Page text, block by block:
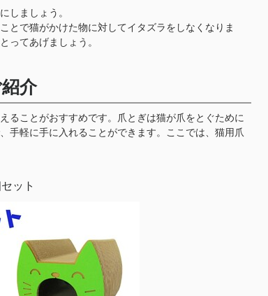
しましょう。
とで猫がかけた物に対してイタズラをしなくなりま
ってあげましょう。
介
ることがおすすめです。爪とぎは猫が爪をとぐために
手軽に手に入れることができます。ここでは、猫用爪
ット